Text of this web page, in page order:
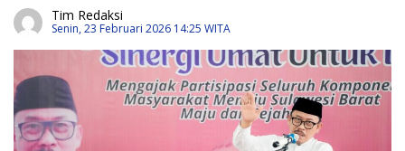
Tim Redaksi
Senin, 23 Februari 2026 14:25 WITA